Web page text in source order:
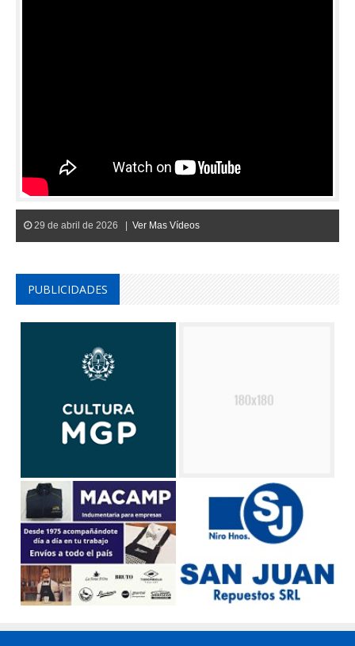
29 de abril de 2026 | Ver Mas Vídeos
PUBLICIDADES